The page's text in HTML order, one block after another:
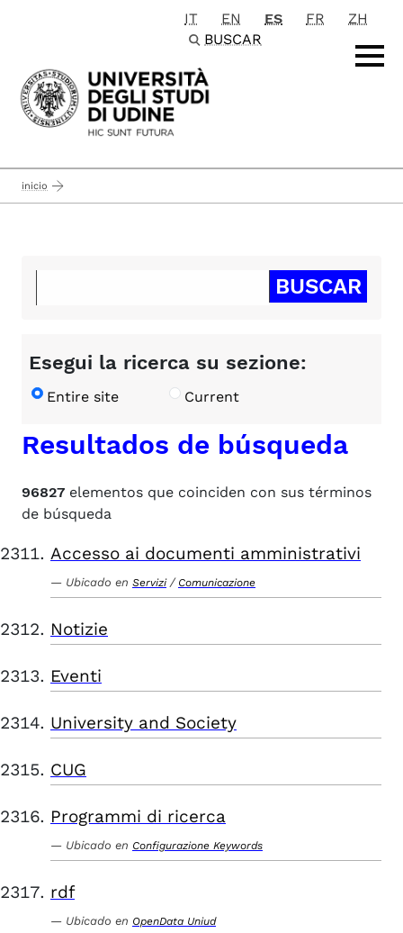
Passa al contenuto principale
IT EN ES FR
ZH
BUSCAR
inicio
Esegui la ricerca su sezione:
Entire site Current
Resultados de búsqueda
96827 elementos que coinciden con sus términos
de búsqueda
Accesso ai documenti amministrativi
Ubicado en Servizi / Comunicazione
Notizie
Eventi
University and Society
CUG
Programmi di ricerca
Ubicado en Configurazione Keywords
rdf
Ubicado en OpenData Uniud